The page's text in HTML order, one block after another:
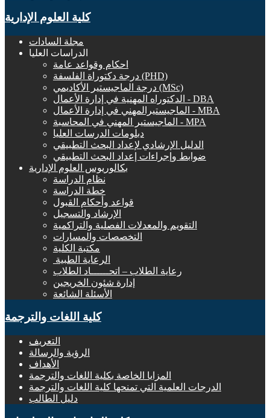
كلية العلوم الإدارية
مجلة السادات
الدراسات العليا
احكام وقواعد عامة
درجة دكتوراة الفلسفة (PHD)
درجة الماجيستير الأكاديمي (MSc)
الدكتوراه المهنية في إدارة الأعمال - DBA
الماجيستيرالمهني في إدارة الأعمال - MBA
الماجيستير المهني في المحاسبة - MPA
دبلومات الدرسات العليا
الدليل الإرشادي لإعداد البحث التطبيقي
ضوابط وإجراءات إعداد البحث التطبيقي
بكالوريوس العلوم الإدارية
نظام الدراسة
خطة الدراسة
قواعد وأحكام القبول
الإرشاد والتسجيل
التقويم والمعدلات الفصلية والتراكمية
التخصصات والمسارات
مكتبة الكلية
الرعاية الطبية ‏
رعاية الطلاب – اتحــــــاد الطلاب
إدارة شئون الخريجين
الأسئلة الشائعة
كلية اللغات والترجمة
التعريف
الرؤية والرسالة
الأهداف
المزايا الخاصة بكلية اللغات والترجمة
الدرجات العلمية التي تمنحها كلية اللغات والترجمة
دليل الطالب